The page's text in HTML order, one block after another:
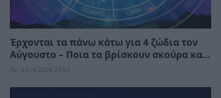
Έρχονται τα πάνω κάτω για 4 ζώδια τον
Αύγουστο – Ποια τα βρίσκουν σκούρα και
ποια αναπνεόυν
Πε, 6 Αυγ 2026 23:52